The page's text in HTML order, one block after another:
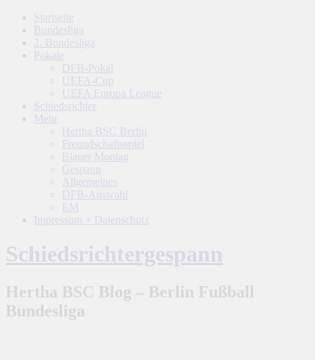
Startseite
Bundesliga
2. Bundesliga
Pokale
DFB-Pokal
UEFA-Cup
UEFA Europa League
Schiedsrichter
Mehr
Hertha BSC Berlin
Freundschaftsspiel
Blauer Montag
Gespann
Allgemeines
DFB-Auswahl
EM
Impressum + Datenschutz
Schiedsrichtergespann
Hertha BSC Blog – Berlin Fußball
Bundesliga